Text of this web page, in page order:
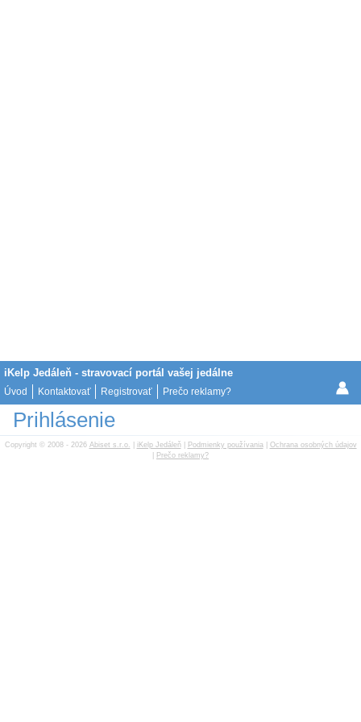
iKelp Jedáleň - stravovací portál vašej jedálne
Úvod Kontaktovať Registrovať Prečo reklamy?
Prihlásenie
Copyright © 2008 - 2026 Abiset s.r.o. iKelp Jedáleň| Podmienky používania| Ochrana osobných údajov
Prečo reklamy?